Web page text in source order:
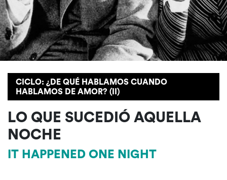
CICLO: ¿DE QUÉ HABLAMOS CUANDO
HABLAMOS DE AMOR? (II)
LO QUE SUCEDIÓ AQUELLA
NOCHE
IT HAPPENED ONE NIGHT